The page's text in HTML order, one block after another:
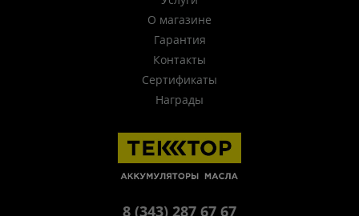
О магазине
Гарантия
Контакты
Сертификаты
Награды
8 (343) 287 67 67